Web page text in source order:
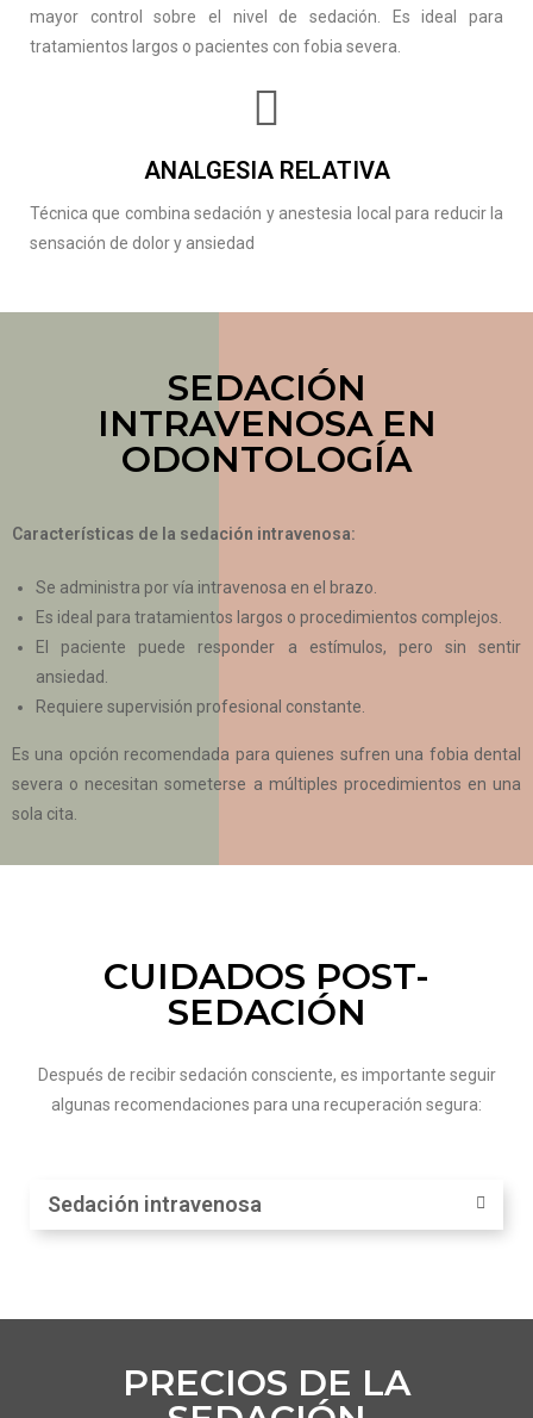
mayor control sobre el nivel de sedación. Es ideal para
tratamientos largos o pacientes con fobia severa.
ANALGESIA RELATIVA
Técnica que combina sedación y anestesia local para reducir la
sensación de dolor y ansiedad
SEDACIÓN
INTRAVENOSA EN
ODONTOLOGÍA
Características de la sedación intravenosa:
Se administra por vía intravenosa en el brazo.
Es ideal para tratamientos largos o procedimientos complejos.
El paciente puede responder a estímulos, pero sin sentir
ansiedad.
Requiere supervisión profesional constante.
Es una opción recomendada para quienes sufren una fobia dental
severa o necesitan someterse a múltiples procedimientos en una
sola cita.
CUIDADOS POST-
SEDACIÓN
Después de recibir sedación consciente, es importante seguir
algunas recomendaciones para una recuperación segura:
Sedación intravenosa
PRECIOS DE LA